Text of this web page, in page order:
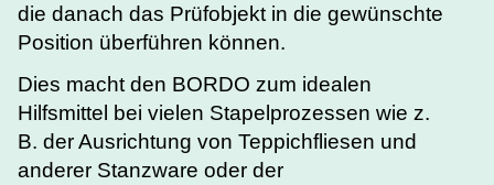
die danach das Prüfobjekt in die gewünschte
Position überführen können.
Dies macht den BORDO zum idealen
Hilfsmittel bei vielen Stapelprozessen wie z.
B. der Ausrichtung von Teppichfliesen und
anderer Stanzware oder der